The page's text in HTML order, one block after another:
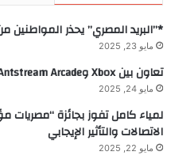
*”البريد المصري” يحذر المواطنين
مايو 23, 2025
تعاون بين Xbox وAntstream Arcade
مايو 24, 2025
لمياء كامل تفوز بجائزة “مصريات
الاتصالات والتأثير الإيجابي
مايو 22, 2025